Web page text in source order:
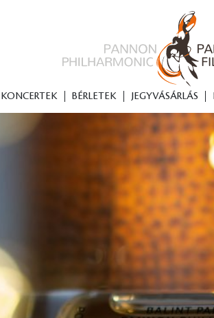
KONCERTEK BÉRLETEK JEGYVÁSÁRLÁS
KÖNYVEK